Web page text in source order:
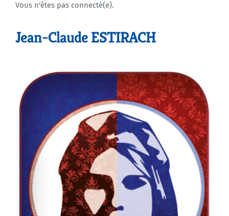
Agenda
Vous n'êtes pas connecté(e).
Jean-Claude ESTIRACH